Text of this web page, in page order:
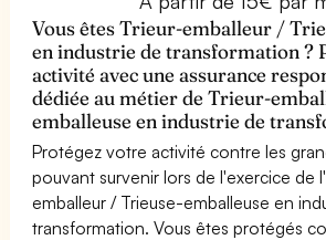
Vous êtes Trieur-emballeur /
en industrie de transformation ?
activité avec une assurance
dédiée au métier de Trieur-
emballeuse en industrie de
Protégez votre activité contre les
pouvant survenir lors de l'exercice de
emballeur / Trieuse-emballeuse en
transformation. Vous êtes protégés